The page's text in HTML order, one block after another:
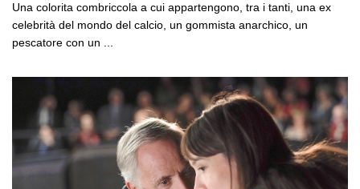
Una colorita combriccola a cui appartengono, tra i tanti, una ex
celebrità del mondo del calcio, un gommista anarchico, un
pescatore con un ...